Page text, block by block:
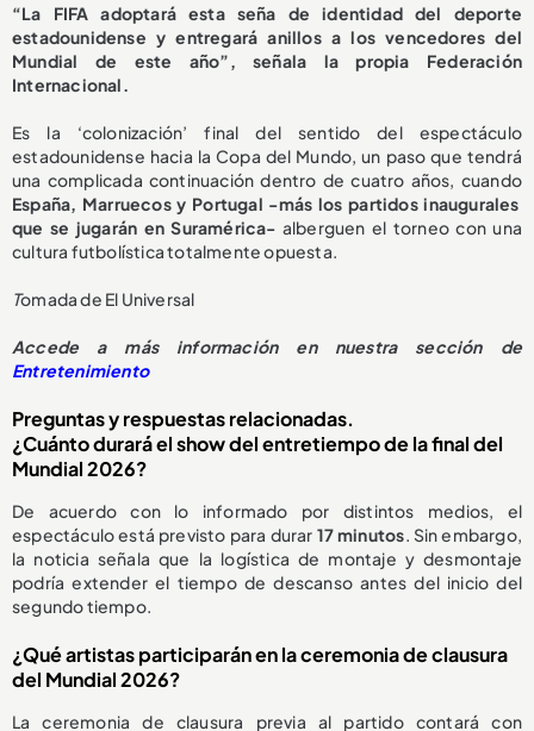
“La FIFA adoptará esta seña de identidad del deporte
estadounidense y entregará anillos a los vencedores del
Mundial de este año”, señala la propia Federación
Internacional.
Es la ‘colonización’ final del sentido del espectáculo
estadounidense hacia la Copa del Mundo, un paso que tendrá
una complicada continuación dentro de cuatro años, cuando
España, Marruecos y Portugal -más los partidos inaugurales
que se jugarán en Suramérica- alberguen el torneo con una
cultura futbolística totalmente opuesta.
Tomada de El Universal
Accede a más información en nuestra sección de
Entretenimiento
Preguntas y respuestas relacionadas.
¿Cuánto durará el show del entretiempo de la final del
Mundial 2026?
De acuerdo con lo informado por distintos medios, el
espectáculo está previsto para durar 17 minutos. Sin embargo,
la noticia señala que la logística de montaje y desmontaje
podría extender el tiempo de descanso antes del inicio del
segundo tiempo.
¿Qué artistas participarán en la ceremonia de clausura
del Mundial 2026?
La ceremonia de clausura previa al partido contará con